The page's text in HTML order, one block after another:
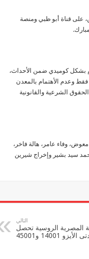
على قناة أبو ظبي ومنصة
بشكل كوميدي ضمن الأحداث،
فقط وعدم الأهتمام بالمعدن
الشرعية والقانونية
نيقولا معوض، وفاء عامر، هالة فاخر،
سيد بشير وإخراج شيرين
التالي
المصرية الروسية تحصل
14001 و45001